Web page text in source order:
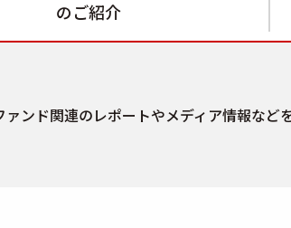
のご紹介
ンド関連のレポートやメディア情報など